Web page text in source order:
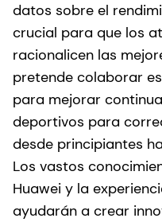
datos sobre el
crucial para que los
racionalicen las
pretende colaborar
para mejorar
deportivos para
desde principiantes
Los vastos
Huawei y la
ayudarán a crear